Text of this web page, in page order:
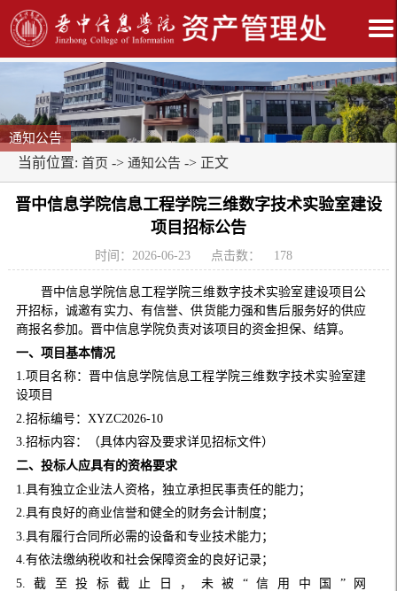
通知公告
当前位置: 首页 -> 通知公告 -> 正文
晋中信息学院信息工程学院三维数字技术实验室建设
项目招标公告
时间：2026-06-23 点击数： 178
晋中信息学院信息工程学院三维数字技术实验室建设项目公
开招标，诚邀有实力、有信誉、供货能力强和售后服务好的供应
商报名参加。晋中信息学院负责对该项目的资金担保、结算。
一、 项目 基本情况
1.项目名称：晋中信息学院信息工程学院三维数字技术实验室建
设项目
2.招标编号：XYZC2026-10
3.招标内容：（具体内容及要求详见招标文件）
二、 投标人应具有的资格要求
1.具有独立企业法人资格，独立承担民事责任的能力；
2.具有良好的商业信誉和健全的财务会计制度；
3.具有履行合同所必需的设备和专业技术能力；
4.有依法缴纳税收和社会保障资金的良好记录；
5.截至投标截止日，未被“信用中国”网